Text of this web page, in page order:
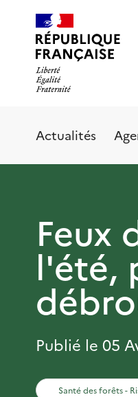
contenu
principal
Actualités
Feux
l'été,
Publié le 05
Santé des forêts -